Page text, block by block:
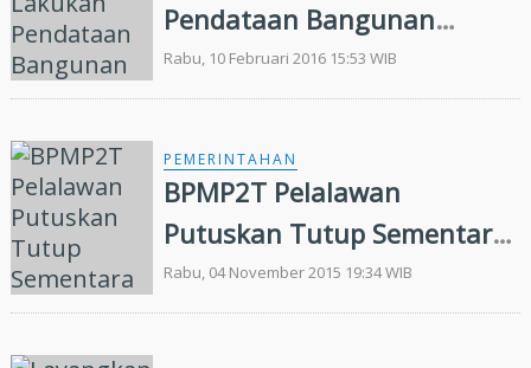
Pendataan Bangunan
Perusahaan Tak Berizin
Rabu, 10 Februari 2016 15:53 WIB
PEMERINTAHAN
BPMP2T Pelalawan
Putuskan Tutup Sementara
Alfamart Hingga Izin Keluar
Rabu, 04 November 2015 19:34 WIB